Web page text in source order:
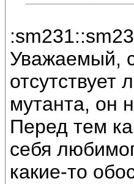
Уважаемый,
отсутствует
мутанта, он
Перед тем
себя
какие-то